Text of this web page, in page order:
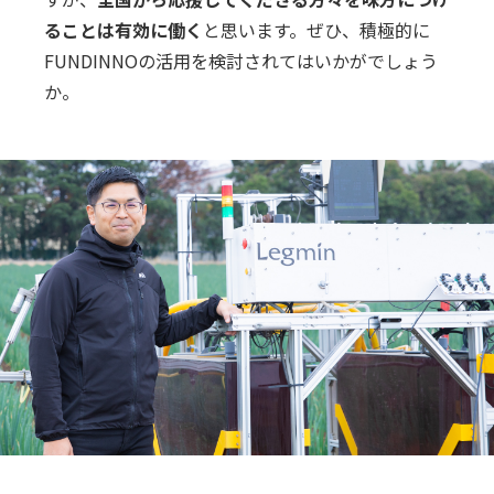
ることは有効に働く と思います。ぜひ、積極的に
FUNDINNOの活用を検討されてはいかがでしょう
か。